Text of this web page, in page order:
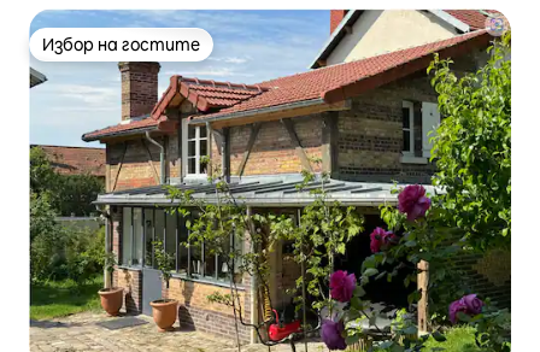
Избор на гостите
Избор на гостите